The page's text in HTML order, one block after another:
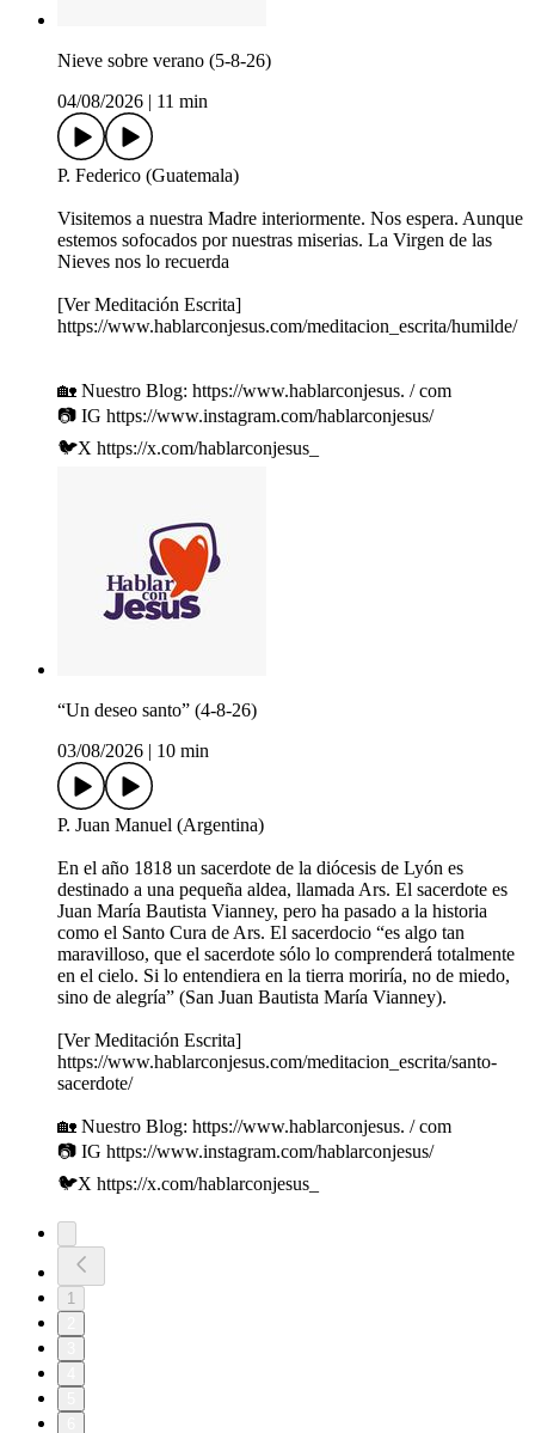
Nieve sobre verano (5-8-26)
04/08/2026
11 min
P. Federico (Guatemala)
Visitemos a nuestra Madre interiormente. Nos espera. Aunque
estemos sofocados por nuestras miserias. La Virgen de las
Nieves nos lo recuerda
[Ver Meditación Escrita]
https://www.hablarconjesus.com/meditacion_escrita/humilde/
🏡 Nuestro Blog: https://www.hablarconjesus. / com
📷 IG https://www.instagram.com/hablarconjesus/
🐦X https://x.com/hablarconjesus_
“Un deseo santo” (4-8-26)
03/08/2026
10 min
P. Juan Manuel (Argentina)
En el año 1818 un sacerdote de la diócesis de Lyón es
destinado a una pequeña aldea, llamada Ars. El sacerdote es
Juan María Bautista Vianney, pero ha pasado a la historia
como el Santo Cura de Ars. El sacerdocio “es algo tan
maravilloso, que el sacerdote sólo lo comprenderá totalmente
en el cielo. Si lo entendiera en la tierra moriría, no de miedo,
sino de alegría” (San Juan Bautista María Vianney).
[Ver Meditación Escrita]
https://www.hablarconjesus.com/meditacion_escrita/santo-
sacerdote/
🏡 Nuestro Blog: https://www.hablarconjesus. / com
📷 IG https://www.instagram.com/hablarconjesus/
🐦X https://x.com/hablarconjesus_
1